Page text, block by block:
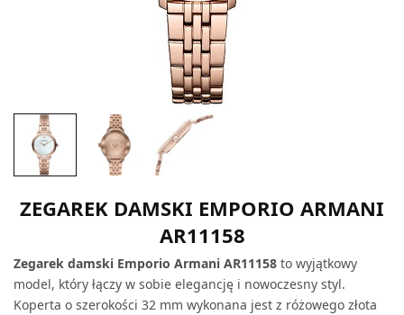
ZEGAREK DAMSKI EMPORIO ARMANI
AR11158
Zegarek damski Emporio Armani AR11158 to wyjątkowy
model, który łączy w sobie elegancję i nowoczesny styl.
Koperta o szerokości 32 mm wykonana jest z różowego złota